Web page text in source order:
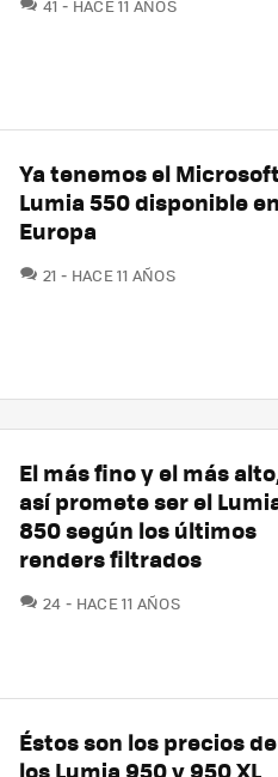
41 HACE 11 AÑOS
Ya tenemos el Microsoft
Lumia 550 disponible en
Europa
21 COMENTARIOS
HACE 11 AÑOS
El más fino y el más
así promete ser el
850 según los últimos
renders filtrados
24 COMENTARIOS
HACE 11 AÑOS
Éstos son los precios de